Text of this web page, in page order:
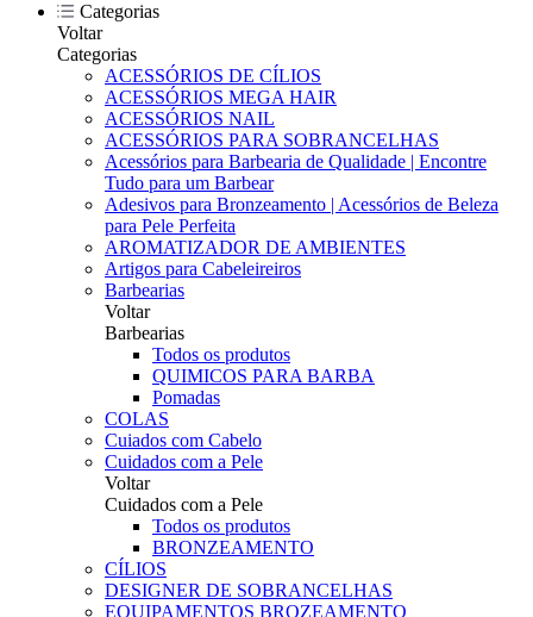
Categorias
Voltar
Categorias
ACESSÓRIOS DE CÍLIOS
ACESSÓRIOS MEGA HAIR
ACESSÓRIOS NAIL
ACESSÓRIOS PARA SOBRANCELHAS
Acessórios para Barbearia de Qualidade | Encontre
Tudo para um Barbear
Adesivos para Bronzeamento | Acessórios de Beleza
para Pele Perfeita
AROMATIZADOR DE AMBIENTES
Artigos para Cabeleireiros
Barbearias
Voltar
Barbearias
Todos os produtos
QUIMICOS PARA BARBA
Pomadas
COLAS
Cuiados com Cabelo
Cuidados com a Pele
Voltar
Cuidados com a Pele
Todos os produtos
BRONZEAMENTO
CÍLIOS
DESIGNER DE SOBRANCELHAS
EQUIPAMENTOS BROZEAMENTO